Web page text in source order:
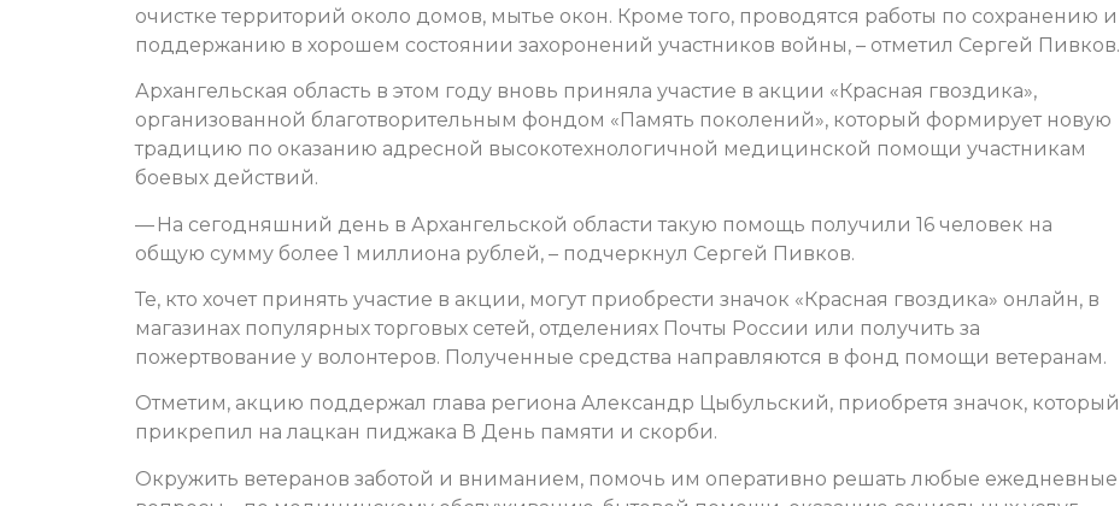
очистке территорий около домов, мытье окон. Кроме того, проводятся работы по сохранению и
поддержанию в хорошем состоянии захоронений участников войны, – отметил Сергей Пивков.
Архангельская область в этом году вновь приняла участие в акции «Красная гвоздика»,
организованной благотворительным фондом «Память поколений», который формирует новую
традицию по оказанию адресной высокотехнологичной медицинской помощи участникам
боевых действий.
— На сегодняшний день в Архангельской области такую помощь получили 16 человек на
общую сумму более 1 миллиона рублей, – подчеркнул Сергей Пивков.
Те, кто хочет принять участие в акции, могут приобрести значок «Красная гвоздика» онлайн, в
магазинах популярных торговых сетей, отделениях Почты России или получить за
пожертвование у волонтеров. Полученные средства направляются в фонд помощи ветеранам.
Отметим, акцию поддержал глава региона Александр Цыбульский, приобретя значок, который
прикрепил на лацкан пиджака В День памяти и скорби.
Окружить ветеранов заботой и вниманием, помочь им оперативно решать любые ежедневные